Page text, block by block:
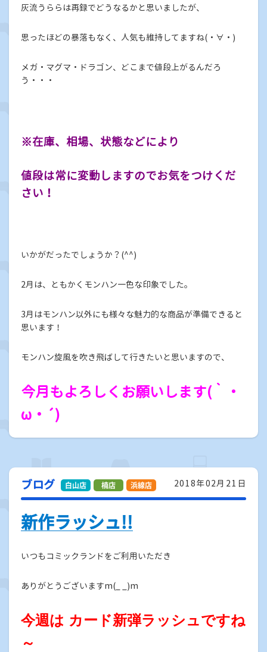
灰流うららは再録でどうなるかと思いましたが、
思ったほどの暴落もなく、人気も維持してますね(・∀・)
メガ・マグマ・ドラゴン、どこまで値段上がるんだろ
う・・・
※在庫、相場、状態などにより
値段は常に変動しますのでお気をつけくだ
さい！
いかがだったでしょうか？(^^)
2月は、ともかくモンハン一色な印象でした。
3月はモンハン以外にも様々な魅力的な商品が準備できると
思います！
モンハン旋風を吹き飛ばして行きたいと思いますので、
今月もよろしくお願いします(｀・
ω・´)
2018年02月21日
ブログ
新作ラッシュ!!
いつもコミックランドをご利用いただき
ありがとうございますm(_ _)m
今週は カード新弾ラッシュですね
～